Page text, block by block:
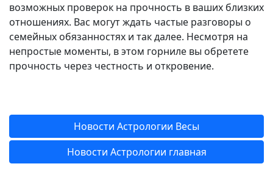
возможных проверок на прочность в ваших близких
отношениях. Вас могут ждать частые разговоры о
семейных обязанностях и так далее. Несмотря на
непростые моменты, в этом горниле вы обретете
прочность через честность и откровение.
Новости Астрологии Весы
Новости Астрологии главная